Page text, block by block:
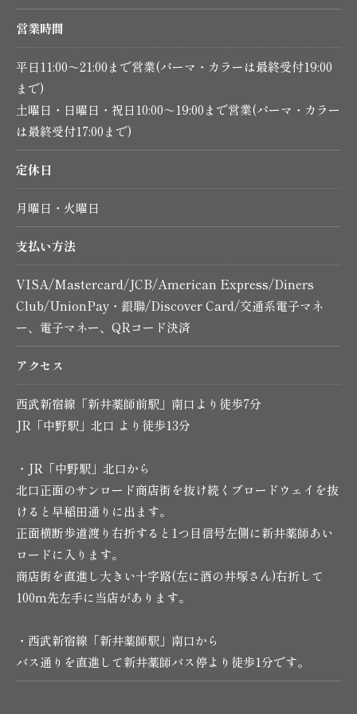
営業時間
平日11:00～21:00まで営業(パーマ・カラーは最終受付19:00
まで)
土曜日・日曜日・祝日10:00～19:00まで営業(パーマ・カラー
は最終受付17:00まで)
定休日
月曜日・火曜日
支払い方法
VISA/Mastercard/JCB/American Express/Diners
Club/UnionPay・銀聯/Discover Card/交通系電子マネ
ー、電子マネー、QRコード決済
アクセス
西武新宿線「新井薬師前駅」南口より徒歩7分
JR「中野駅」北口 より徒歩13分
・JR「中野駅」北口から
北口正面のサンロード商店街を抜け続くブロードウェイを抜
けると早稲田通りに出ます。
正面横断歩道渡り右折すると1つ目信号左側に新井薬師あい
ロードに入ります。
商店街を直進し大きい十字路(左に酒の井塚さん)右折して
100m先左手に当店があります。
・西武新宿線「新井薬師駅」南口から
バス通りを直進して新井薬師バス停より徒歩1分です。